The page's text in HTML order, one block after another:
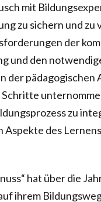
mit
zu sichern und zu
der
und den
der pädagogischen
zu
Aspekte des
hat über die
ihrem